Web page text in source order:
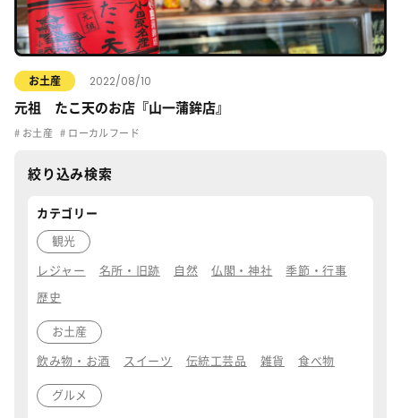
お土産 2022/08/10
元祖 たこ天のお店『山一蒲鉾店』
お土産 ローカルフード
絞り込み検索
カテゴリー
観光
レジャー 名所・旧跡 自然 仏閣・神社 季節・行事
歴史
お土産
飲み物・お酒 スイーツ 伝統工芸品 雑貨 食べ物
グルメ